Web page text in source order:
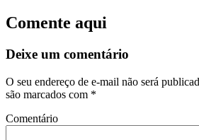
Comente aqui
Deixe um comentário
O seu endereço de e-mail não será
são marcados com *
Comentário